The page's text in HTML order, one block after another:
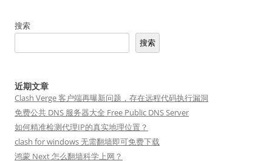
搜索
搜索
近期文章
Clash Verge 客户端再曝新问题，存在远程代码执行漏洞
免费公共 DNS 服务器大全 Free Public DNS Server
如何精准检测代理IP的真实地理位置？
clash for windows 无需翻墙即可免费下载
鸿蒙 Next 怎么翻墙科学上网？